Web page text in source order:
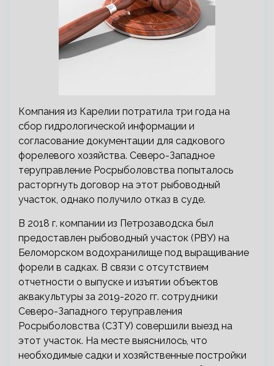
Компания из Карелии потратила три года на
сбор гидрологической информации и
согласование документации для садкового
форелевого хозяйства. Северо-Западное
теруправление Росрыболовства попыталось
расторгнуть договор на этот рыбоводный
участок, однако получило отказ в суде.
В 2018 г. компании из Петрозаводска был
предоставлен рыбоводный участок (РВУ) на
Беломорском водохранилище под выращивание
форели в садках. В связи с отсутствием
отчетности о выпуске и изъятии объектов
аквакультуры за 2019-2020 гг. сотрудники
Северо-Западного теруправления
Росрыболовства (СЗТУ) совершили выезд на
этот участок. На месте выяснилось, что
необходимые садки и хозяйственные постройки